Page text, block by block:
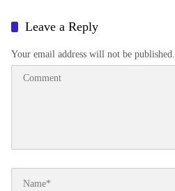
Leave a Reply
Your email address will not be published.